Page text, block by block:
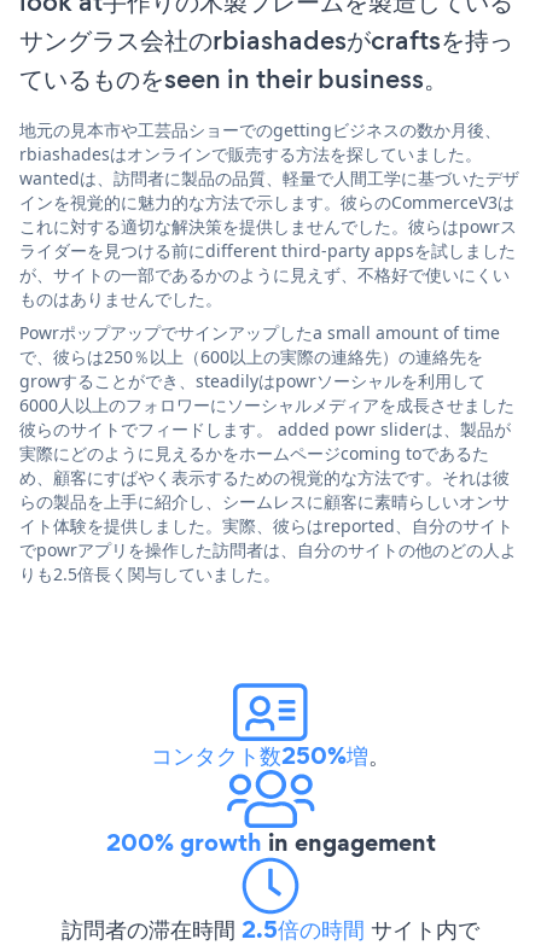
サングラス会社のrbiashadesがcraftsを持っ
ているものをseen in their business。
地元の見本市や工芸品ショーでのgettingビジネスの数か月後、
rbiashadesはオンラインで販売する方法を探していました。
wantedは、訪問者に製品の品質、軽量で人間工学に基づいたデザ
インを視覚的に魅力的な方法で示します。彼らのCommerceV3は
これに対する適切な解決策を提供しませんでした。彼らはpowrス
ライダーを見つける前にdifferent third-party appsを試しました
が、サイトの一部であるかのように見えず、不格好で使いにくい
ものはありませんでした。
Powrポップアップでサインアップしたa small amount of time
で、彼らは250％以上（600以上の実際の連絡先）の連絡先を
growすることができ、steadilyはpowrソーシャルを利用して
6000人以上のフォロワーにソーシャルメディアを成長させました
彼らのサイトでフィードします。 added powr sliderは、製品が
実際にどのように見えるかをホームページcoming toであるた
め、顧客にすばやく表示するための視覚的な方法です。それは彼
らの製品を上手に紹介し、シームレスに顧客に素晴らしいオンサ
イト体験を提供しました。実際、彼らはreported、自分のサイト
でpowrアプリを操作した訪問者は、自分のサイトの他のどの人よ
りも2.5倍長く関与していました。
コンタクト数250%増。
200% growth in engagement
訪問者の滞在時間 2.5倍の時間 サイト内で